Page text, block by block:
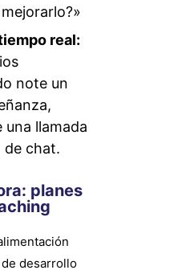
real:
note un
una llamada
de chat.
planes
desarrollo